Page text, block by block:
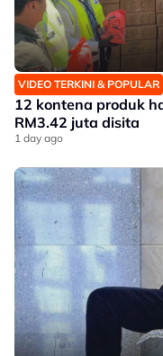
VIDEO TERKINI & POPULAR
12 kontena produk
RM3.42 juta disita
1 day ago